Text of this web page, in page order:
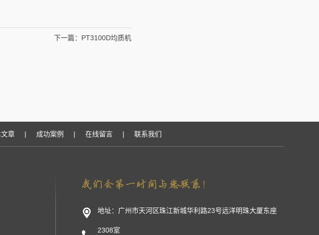
下一篇： PT3100D均质机
章 | 成功案例 | 在线留言 | 联系我们
地址：广州市天河区珠江新城华利路23号远洋明珠大厦东座
2308室